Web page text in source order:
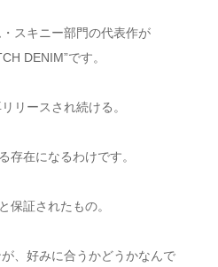
スキニー部門の代表作が
DENIM”です。
リースされ続ける。
存在になるわけです。
保証されたもの。
、好みに合うかどうかなんで